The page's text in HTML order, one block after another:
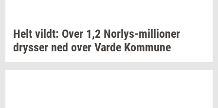
Helt vildt: Over 1,2 Norlys-​millioner
drys­ser ned over Varde Kom­mu­ne